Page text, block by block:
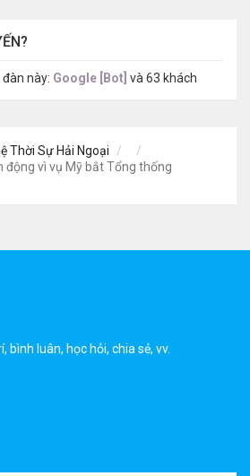
này: Google [Bot] và 63 khách
Thời Sự Hải Ngoại
động vì vụ Mỹ bắt Tổng thống
bình luân, học hỏi, chia sẻ, vv.